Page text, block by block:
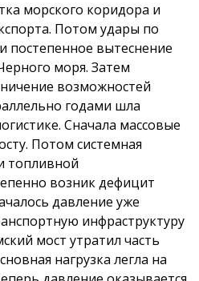
морского коридора и
Потом удары по
постепенное вытеснение
моря. Затем
возможностей
годами шла
Сначала массовые
Потом системная
топливной
возник дефицит
давление уже
инфраструктуру
мост утратил часть
нагрузка легла на